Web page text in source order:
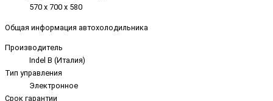
570 x 700 x 580
Общая информация автохолодильника
Производитель
Indel B (Италия)
Тип управления
Электронное
Срок гарантии